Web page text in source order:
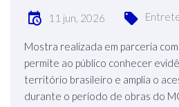
11 jun, 2026
Mostra realizada em parceria
permite ao público conhecer
território brasileiro e amplia o
durante o período de obras do